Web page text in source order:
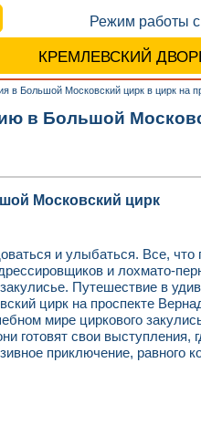
Режим работы
КРЕМЛЕВСКИЙ
в Большой Московский цирк в цирк на
в Большой
Московский цирк
и улыбаться. Все,
и лохмато-
Путешествие в
цирк на проспекте
мире циркового
готовят свои выступления,
приключение, равного